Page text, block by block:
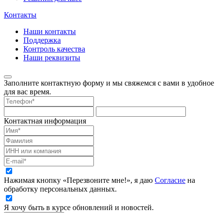
Контакты
Наши контакты
Поддержка
Контроль качества
Наши реквизиты
Заполните контактную форму и мы свяжемся с вами в удобное
для вас время.
Контактная информация
Нажимая кнопку «Перезвоните мне!», я даю Согласие на
обработку персональных данных.
Я хочу быть в курсе обновлений и новостей.